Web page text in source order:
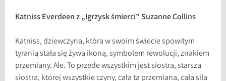
Katniss Everdeen z „Igrzysk śmierci” Suzanne Collins
Katniss, dziewczyna, która w swoim świecie spowitym
tyranią stała się żywą ikoną, symbolem rewolucji, znakiem
przemiany. Ale. To przede wszystkim jest siostra, starsza
siostra, której wszystkie czyny, cała ta przemiana, cała siła